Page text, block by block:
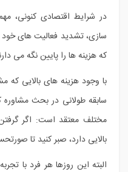
در شرایط اقتصادی کنونی،
سازی، تشدید فعالیت های
که هزینه ها را پایین نگه می
با وجود هزینه های بالایی که
سابقه طولانی در بحث
مختلف معتقد است: اگر
بالایی دارد، صبر کنید تا
البته این روزها هر فرد با